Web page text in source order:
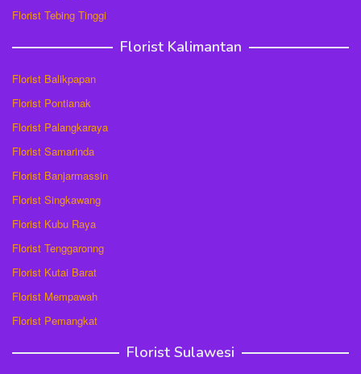
Florist Tebing Tinggi
Florist Kalimantan
Florist Balikpapan
Florist Pontianak
Florist Palangkaraya
Florist Samarinda
Florist Banjarmassin
Florist Singkawang
Florist Kubu Raya
Florist Tenggaronng
Florist Kutai Barat
Florist Mempawah
Florist Pemangkat
Florist Sulawesi